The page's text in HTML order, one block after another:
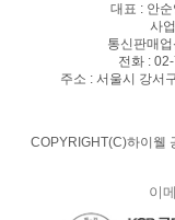
대표 : 안
사
통신판매
전화 :
주소 : 서울시 강서
COPYRIGHT(C)하이웰
이